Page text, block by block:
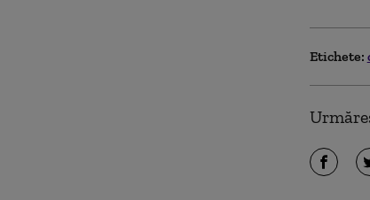
Etichete: